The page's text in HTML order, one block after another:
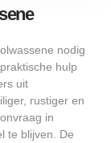
nodig
hulp
uit
rustiger en
in
te blijven. De